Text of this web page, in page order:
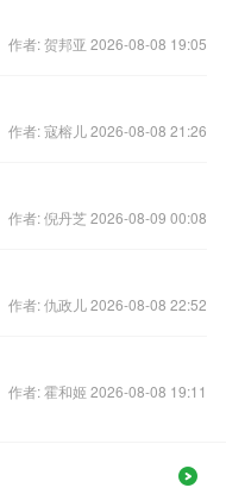
作者: 贺邦亚 2026-08-08 19:05
作者: 寇榕儿 2026-08-08 21:26
作者: 倪丹芝 2026-08-09 00:08
作者: 仇政儿 2026-08-08 22:52
作者: 霍和姬 2026-08-08 19:11